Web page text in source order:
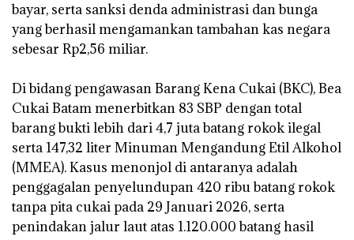
bayar, serta sanksi denda administrasi dan bunga
yang berhasil mengamankan tambahan kas negara
sebesar Rp2,56 miliar.
‎Di bidang pengawasan Barang Kena Cukai (BKC), Bea
Cukai Batam menerbitkan 83 SBP dengan total
barang bukti lebih dari 4,7 juta batang rokok ilegal
serta 147,32 liter Minuman Mengandung Etil Alkohol
(MMEA). Kasus menonjol di antaranya adalah
penggagalan penyelundupan 420 ribu batang rokok
tanpa pita cukai pada 29 Januari 2026, serta
penindakan jalur laut atas 1.120.000 batang hasil